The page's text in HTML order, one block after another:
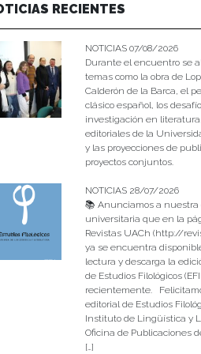
RECIENTES
NOTICIAS 07/08/2026
Durante el encuentro se
temas como la obra de
Calderón de la Barca, el
clásico español, los
investigación en
editoriales de la
y las proyecciones de
proyectos conjuntos.
NOTICIAS 28/07/2026
📚 Anunciamos a nuestra
universitaria que en la
Revistas UACh (http://
ya se encuentra
lectura y descarga la
de Estudios Filológicos
recientemente.
editorial de Estudios
Instituto de Lingüística y
Oficina de Publicaciones
[…]